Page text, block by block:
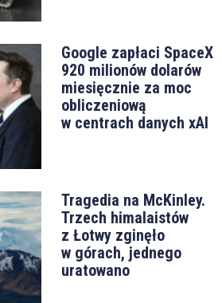
Google zapłaci SpaceX
920 milionów dolarów
miesięcznie za moc
obliczeniową
w centrach danych xAI
Tragedia na McKinley.
Trzech himalaistów
z Łotwy zginęło
w górach, jednego
uratowano